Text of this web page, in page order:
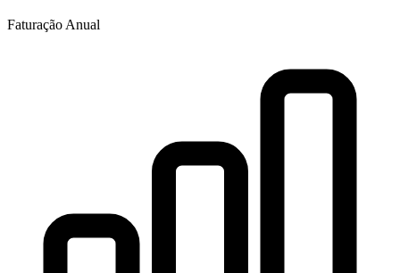
Faturação Anual